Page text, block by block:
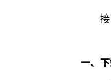
一、